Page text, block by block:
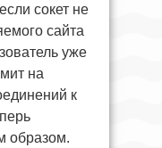
сокет не
сайта
уже
на
к
образом.